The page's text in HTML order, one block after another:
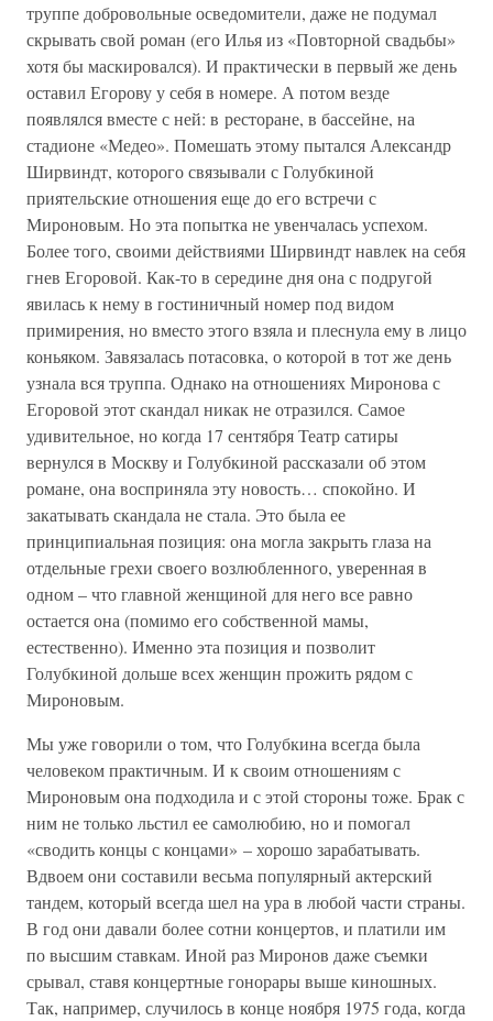
труппе добровольные осведомители, даже не подумал
скрывать свой роман (его Илья из «Повторной свадьбы»
хотя бы маскировался). И практически в первый же день
оставил Егорову у себя в номере. А потом везде
появлялся вместе с ней: в ресторане, в бассейне, на
стадионе «Медео». Помешать этому пытался Александр
Ширвиндт, которого связывали с Голубкиной
приятельские отношения еще до его встречи с
Мироновым. Но эта попытка не увенчалась успехом.
Более того, своими действиями Ширвиндт навлек на себя
гнев Егоровой. Как-то в середине дня она с подругой
явилась к нему в гостиничный номер под видом
примирения, но вместо этого взяла и плеснула ему в лицо
коньяком. Завязалась потасовка, о которой в тот же день
узнала вся труппа. Однако на отношениях Миронова с
Егоровой этот скандал никак не отразился. Самое
удивительное, но когда 17 сентября Театр сатиры
вернулся в Москву и Голубкиной рассказали об этом
романе, она восприняла эту новость… спокойно. И
закатывать скандала не стала. Это была ее
принципиальная позиция: она могла закрыть глаза на
отдельные грехи своего возлюбленного, уверенная в
одном – что главной женщиной для него все равно
остается она (помимо его собственной мамы,
естественно). Именно эта позиция и позволит
Голубкиной дольше всех женщин прожить рядом с
Мироновым.
Мы уже говорили о том, что Голубкина всегда была
человеком практичным. И к своим отношениям с
Мироновым она подходила и с этой стороны тоже. Брак с
ним не только льстил ее самолюбию, но и помогал
«сводить концы с концами» – хорошо зарабатывать.
Вдвоем они составили весьма популярный актерский
тандем, который всегда шел на ура в любой части страны.
В год они давали более сотни концертов, и платили им
по высшим ставкам. Иной раз Миронов даже съемки
срывал, ставя концертные гонорары выше киношных.
Так, например, случилось в конце ноября 1975 года, когда